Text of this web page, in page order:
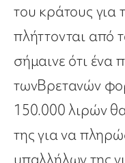
του κράτους για
πλήττονται από
σήμαινε ότι ένα
τωνΒρετανών
150.000 λιρών
της για να
υπαλλήλων της